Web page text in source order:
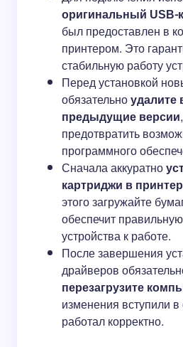
оригинальный USB-
был предоставлен в
принтером. Это
стабильную работу
Перед установкой
обязательноудалите
предыдущие версии
предотвратить
программного
Сначала аккуратно
картриджи в принтер
этого загружайте
обеспечит
устройства к работе.
После завершения
драйверов
перезагрузите
изменения вступили
работал корректно.